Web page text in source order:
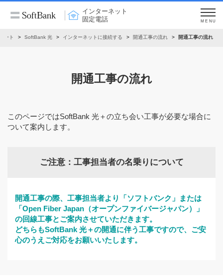
インターネット
固定電話
MENU
ート SoftBank 光 インターネットに接続する 開通工事の流れ 開通工事の流れ
開通工事の流れ
このページではSoftBank 光＋の立ち会い工事が必要な場合に
ついて案内します。
ご注意：工事担当者の名乗りについて
開通工事の際、工事担当者より「ソフトバンク」または
「Open Fiber Japan（オープンファイバージャパン）」
の回線工事とご案内させていただきます。
どちらもSoftBank 光＋の開通に伴う工事ですので、ご安
心のうえご対応をお願いいたします。